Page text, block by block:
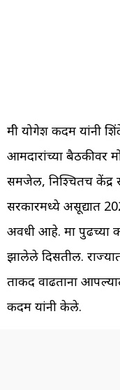
मंत्री योगेश कदम यांनी
आमदारांच्या बैठकीवर
समजेल, निश्चितच केंद्र
सरकारमध्ये असूद्यात
अवधी आहे. मात्र पुढच्या
झालेले दिसतील.
ताकद वाढताना
कदम यांनी केले.